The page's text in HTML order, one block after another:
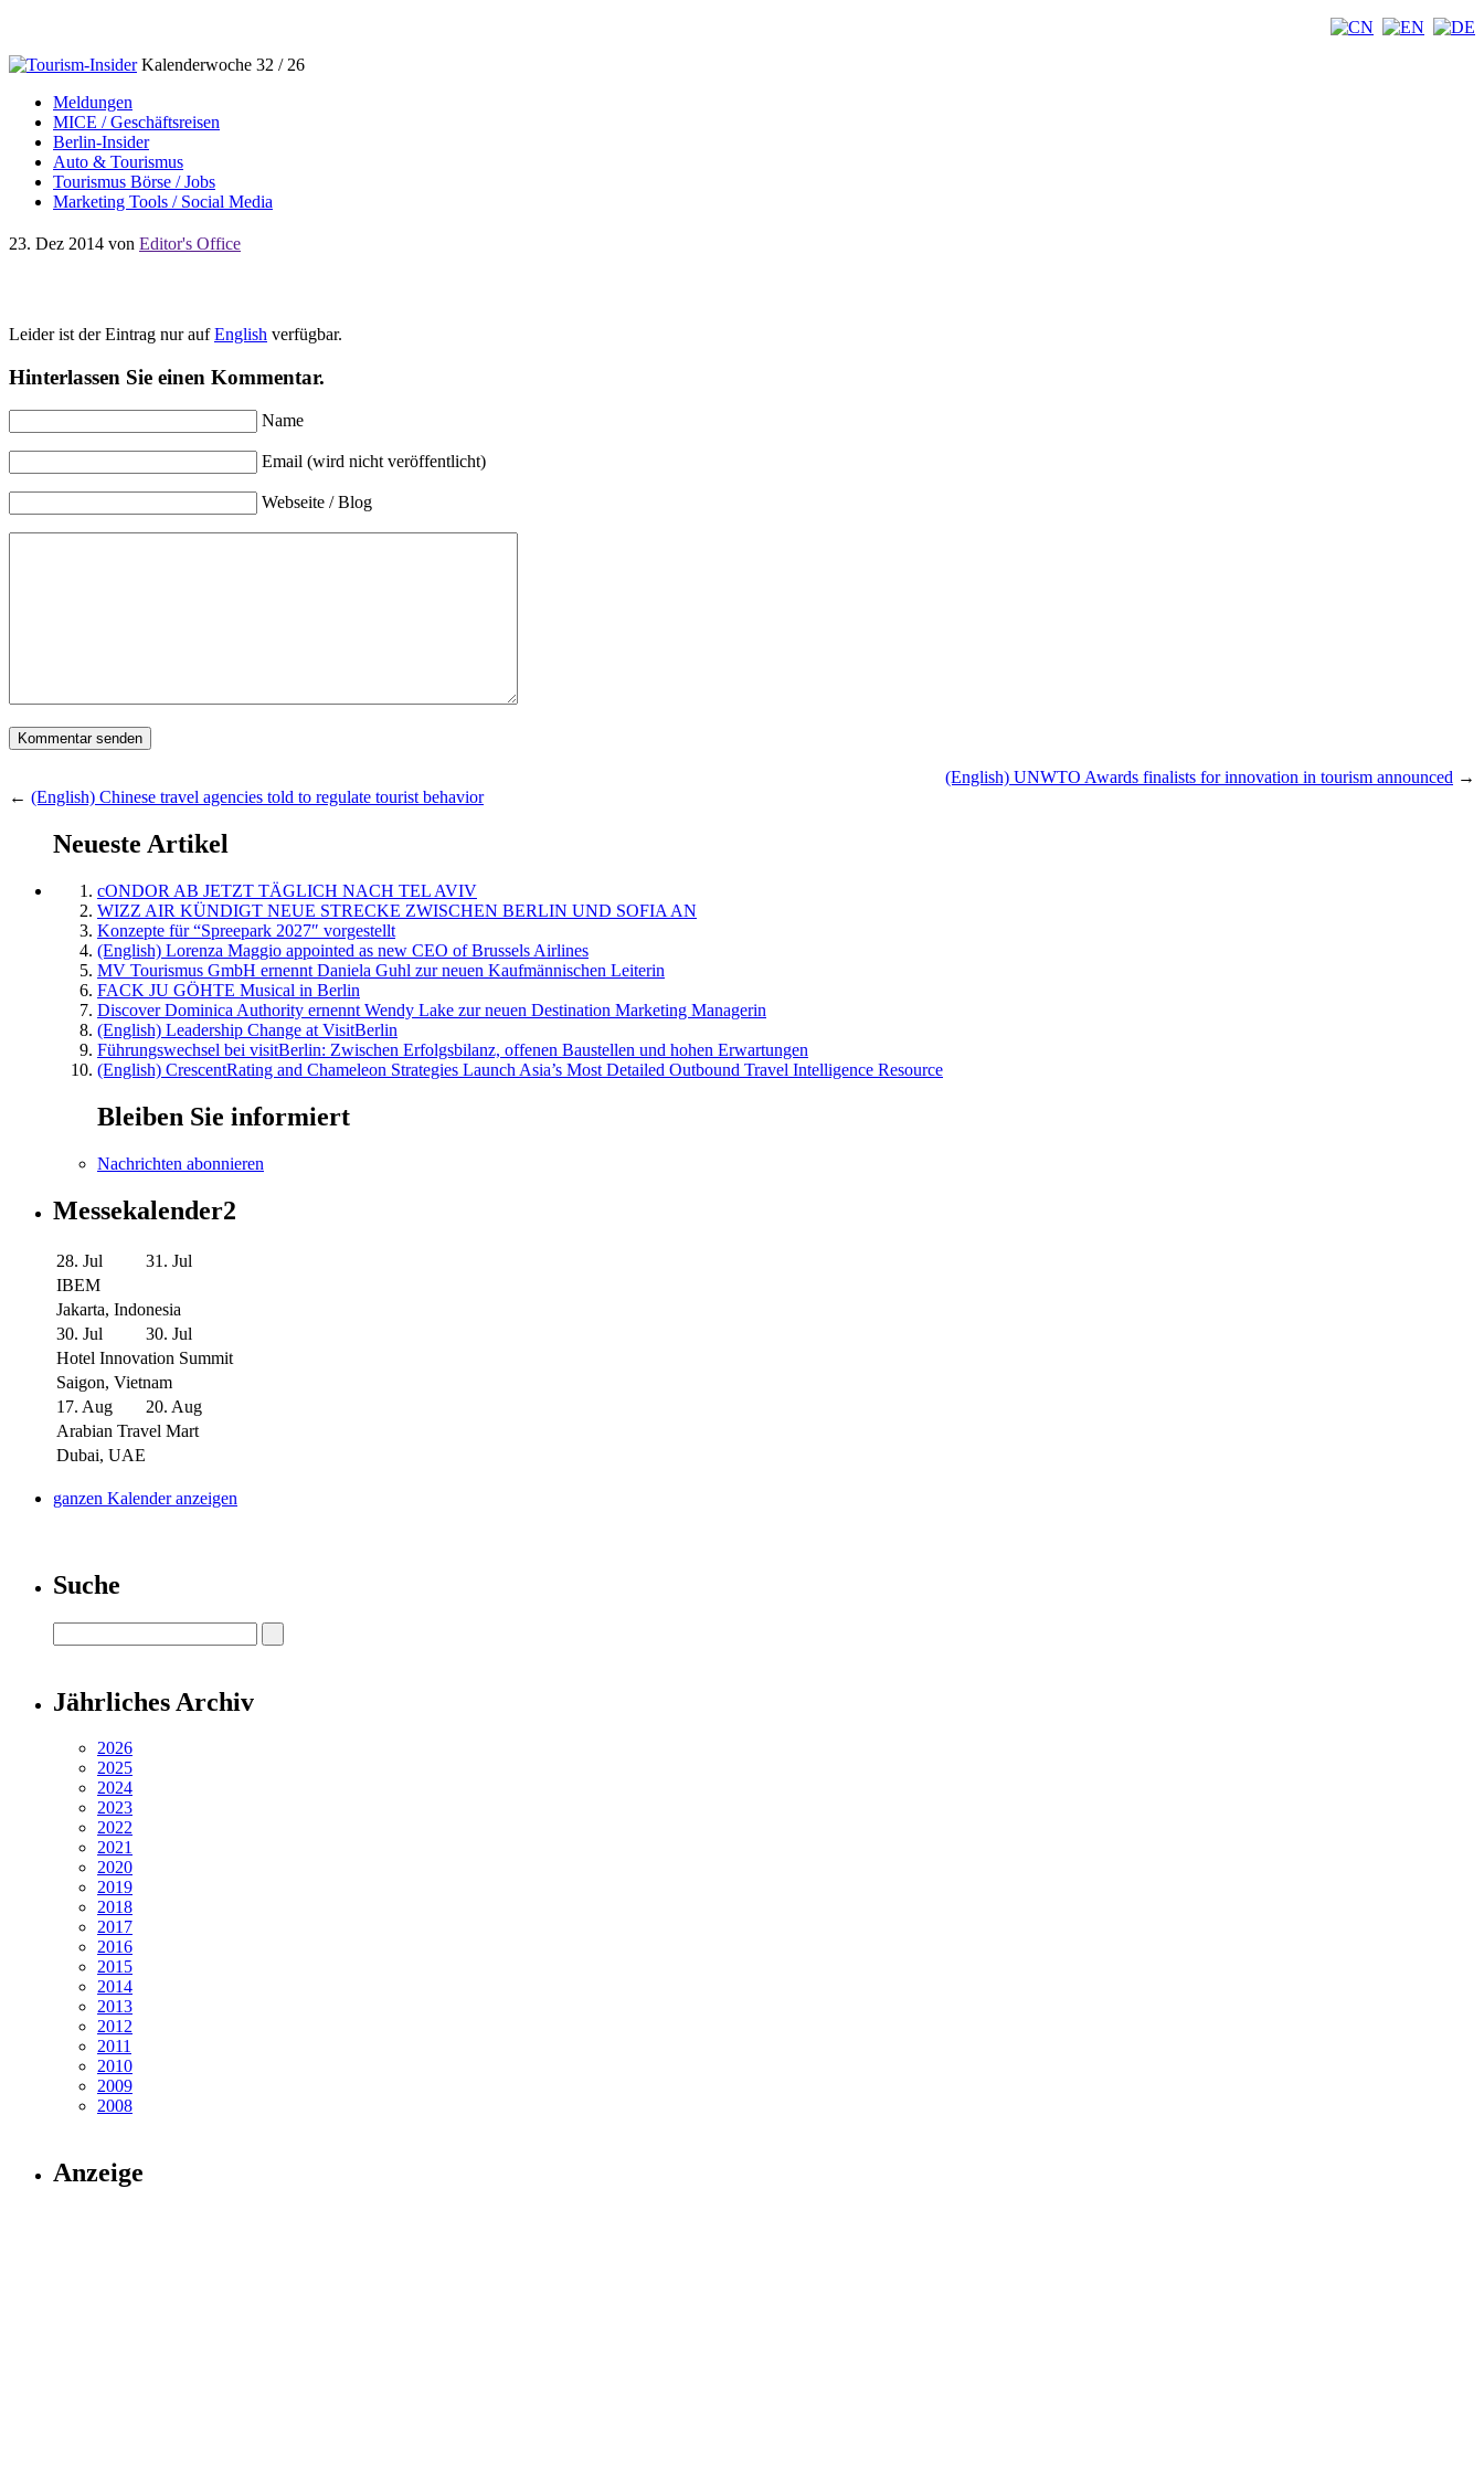
Kalenderwoche 32 / 26
Meldungen
MICE / Geschäftsreisen
Berlin-Insider
Auto & Tourismus
Tourismus Börse / Jobs
Marketing Tools / Social Media
23. Dez 2014 von Editor's Office
Leider ist der Eintrag nur aufEnglish verfügbar.
Hinterlassen Sie einen Kommentar.
Name
Email (wird nicht veröffentlicht)
Webseite / Blog
(English) UNWTO Awards finalists for innovation in tourism announced →
← (English) Chinese travel agencies told to regulate tourist behavior
Neueste Artikel
cONDOR AB JETZT TÄGLICH NACH TEL AVIV
WIZZ AIR KÜNDIGT NEUE STRECKE ZWISCHEN BERLIN UND SOFIA AN
Konzepte für “Spreepark 2027″ vorgestellt
(English) Lorenza Maggio appointed as new CEO of Brussels Airlines
MV Tourismus GmbH ernennt Daniela Guhl zur neuen Kaufmännischen Leiterin
FACK JU GÖHTE Musical in Berlin
Discover Dominica Authority ernennt Wendy Lake zur neuen Destination Marketing Managerin
(English) Leadership Change at VisitBerlin
Führungswechsel bei visitBerlin: Zwischen Erfolgsbilanz, offenen Baustellen und hohen Erwartungen
(English) CrescentRating and Chameleon Strategies Launch Asia’s Most Detailed Outbound Travel Intelligence Resource
Bleiben Sie informiert
Nachrichten abonnieren
Messekalender2
28. Jul
31. Jul
IBEM
Jakarta, Indonesia
30. Jul
30. Jul
Hotel Innovation Summit
Saigon, Vietnam
17. Aug
20. Aug
Arabian Travel Mart
Dubai, UAE
ganzen Kalender anzeigen
Suche
Jährliches Archiv
2026
2025
2024
2023
2022
2021
2020
2019
2018
2017
2016
2015
2014
2013
2012
2011
2010
2009
2008
Anzeige